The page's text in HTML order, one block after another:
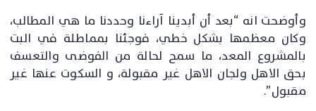
وأوضحت انه “بعد أن أبدينا آراءنا وحددنا ما هي المطالب،
وكان معظمها بشكل خطي، فوجئنا بمماطلة في البت
بالمشروع المعد، ما سمح لحالة من الفوضى والتعسف
بحق الاهل ولجان الاهل غير مقبولة، و السكوت عنها غير
مقبول”.